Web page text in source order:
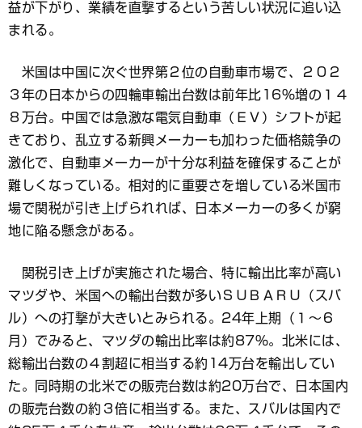
益が下がり、業績を直撃するという苦しい状況に追い込
まれる。
米国は中国に次ぐ世界第２位の自動車市場で、２０２
３年の日本からの四輪車輸出台数は前年比16％増の１４
８万台。中国では急激な電気自動車（ＥＶ）シフトが起
きており、乱立する新興メーカーも加わった価格競争の
激化で、自動車メーカーが十分な利益を確保することが
難しくなっている。相対的に重要さを増している米国市
場で関税が引き上げられれば、日本メーカーの多くが窮
地に陥る懸念がある。
関税引き上げが実施された場合、特に輸出比率が高い
マツダや、米国への輸出台数が多いＳＵＢＡＲＵ（スバ
ル）への打撃が大きいとみられる。24年上期（１～６
月）でみると、マツダの輸出比率は約87％。北米には、
総輸出台数の４割超に相当する約14万台を輸出してい
た。同時期の北米での販売台数は約20万台で、日本国内
の販売台数の約３倍に相当する。また、スバルは国内で